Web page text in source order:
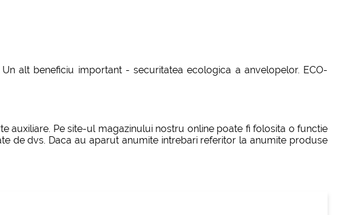
alt beneficiu important - securitatea ecologica a anvelopelor. ECO-
auxiliare. Pe site-ul magazinului nostru online poate fi folosita o functie
de dvs. Daca au aparut anumite intrebari referitor la anumite produse